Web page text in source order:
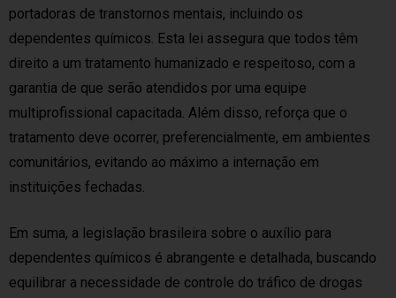
portadoras de transtornos mentais, incluindo os
dependentes químicos. Esta lei assegura que todos têm
direito a um tratamento humanizado e respeitoso, com a
garantia de que serão atendidos por uma equipe
multiprofissional capacitada. Além disso, reforça que o
tratamento deve ocorrer, preferencialmente, em ambientes
comunitários, evitando ao máximo a internação em
instituições fechadas.
Em suma, a legislação brasileira sobre o auxílio para
dependentes químicos é abrangente e detalhada, buscando
equilibrar a necessidade de controle do tráfico de drogas